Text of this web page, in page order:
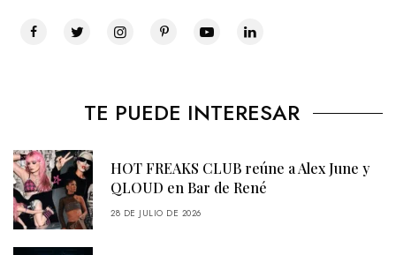
TE PUEDE INTERESAR
HOT FREAKS CLUB reúne a Alex June y
QLOUD en Bar de René
28 DE JULIO DE 2026